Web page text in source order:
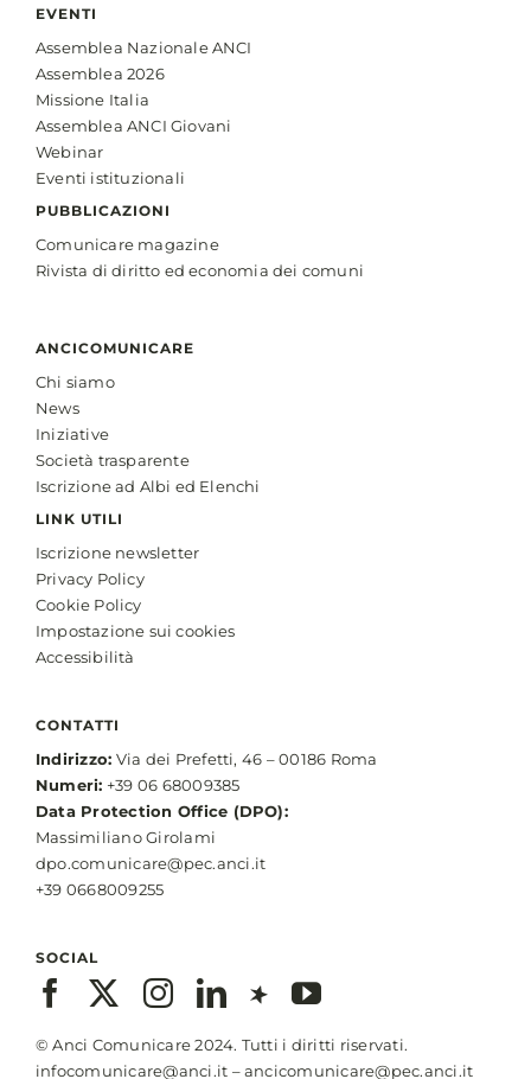
EVENTI
Assemblea Nazionale ANCI
Assemblea 2026
Missione Italia
Assemblea ANCI Giovani
Webinar
Eventi istituzionali
PUBBLICAZIONI
Comunicare magazine
Rivista di diritto ed economia dei comuni
ANCICOMUNICARE
Chi siamo
News
Iniziative
Società trasparente
Iscrizione ad Albi ed Elenchi
LINK UTILI
Iscrizione newsletter
Privacy Policy
Cookie Policy
Impostazione sui cookies
Accessibilità
CONTATTI
Indirizzo: Via dei Prefetti, 46 – 00186 Roma
Numeri: +39 06 68009385
Data Protection Office (DPO):
Massimiliano Girolami
dpo.comunicare@pec.anci.it
+39 0668009255
SOCIAL
© Anci Comunicare 2024. Tutti i diritti riservati.
infocomunicare@anci.it –ancicomunicare@pec.anci.it